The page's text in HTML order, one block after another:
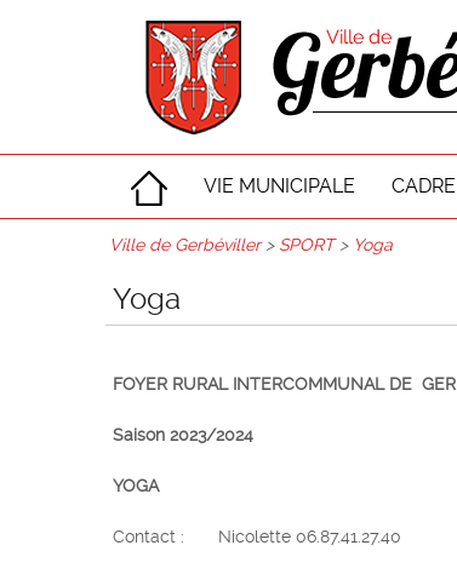
VIE MUNICIPALE
Ville de Gerbéviller> SPORT> Yoga
Yoga
FOYER RURAL INTERCOMMUNAL DE
Saison 2023/2024
YOGA
Contact : Nicolette 06.87.41.27.40